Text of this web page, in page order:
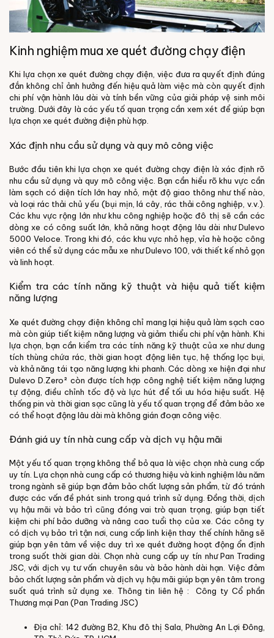
Kinh nghiệm mua xe quét đường chạy điện
Khi lựa chọn xe quét đường chạy điện, việc đưa ra quyết định đúng
đắn không chỉ ảnh hưởng đến hiệu quả làm việc mà còn quyết định
chi phí vận hành lâu dài và tính bền vững của giải pháp vệ sinh môi
trường. Dưới đây là các yếu tố quan trọng cần xem xét để giúp bạn
lựa chọn xe quét đường điện phù hợp.
Xác định nhu cầu sử dụng và quy mô công việc
Bước đầu tiên khi lựa chọn xe quét đường chạy điện là xác định rõ
nhu cầu sử dụng và quy mô công việc. Bạn cần hiểu rõ khu vực cần
làm sạch có diện tích lớn hay nhỏ, mật độ giao thông như thế nào,
và loại rác thải chủ yếu (bụi mịn, lá cây, rác thải công nghiệp, v.v.).
Các khu vực rộng lớn như khu công nghiệp hoặc đô thị sẽ cần các
dòng xe có công suất lớn, khả năng hoạt động lâu dài như Dulevo
5000 Veloce. Trong khi đó, các khu vực nhỏ hẹp, vỉa hè hoặc công
viên có thể sử dụng các mẫu xe như Dulevo 100, với thiết kế nhỏ gọn
và linh hoạt.
Kiểm tra các tính năng kỹ thuật và hiệu quả tiết kiệm
năng lượng
Xe quét đường chạy điện không chỉ mang lại hiệu quả làm sạch cao
mà còn giúp tiết kiệm năng lượng và giảm thiểu chi phí vận hành. Khi
lựa chọn, bạn cần kiểm tra các tính năng kỹ thuật của xe như dung
tích thùng chứa rác, thời gian hoạt động liên tục, hệ thống lọc bụi,
và khả năng tái tạo năng lượng khi phanh. Các dòng xe hiện đại như
Dulevo D.Zero² còn được tích hợp công nghệ tiết kiệm năng lượng
tự động, điều chỉnh tốc độ và lực hút để tối ưu hóa hiệu suất. Hệ
thống pin và thời gian sạc cũng là yếu tố quan trọng để đảm bảo xe
có thể hoạt động lâu dài mà không gián đoạn công việc.
Đánh giá uy tín nhà cung cấp và dịch vụ hậu mãi
Một yếu tố quan trọng không thể bỏ qua là việc chọn nhà cung cấp
uy tín. Lựa chọn nhà cung cấp có thương hiệu và kinh nghiệm lâu năm
trong ngành sẽ giúp bạn đảm bảo chất lượng sản phẩm, từ đó tránh
được các vấn đề phát sinh trong quá trình sử dụng. Đồng thời, dịch
vụ hậu mãi và bảo trì cũng đóng vai trò quan trọng, giúp bạn tiết
kiệm chi phí bảo dưỡng và nâng cao tuổi thọ của xe. Các công ty
có dịch vụ bảo trì tận nơi, cung cấp linh kiện thay thế chính hãng sẽ
giúp bạn yên tâm về việc duy trì xe quét đường hoạt động ổn định
trong suốt thời gian dài. Chọn nhà cung cấp uy tín như Pan Trading
JSC, với dịch vụ tư vấn chuyên sâu và bảo hành dài hạn. Việc đảm
bảo chất lượng sản phẩm và dịch vụ hậu mãi giúp bạn yên tâm trong
suốt quá trình sử dụng xe. Thông tin liên hệ :
Công ty Cổ phần
Thương mại Pan (Pan Trading JSC)
Địa chỉ: 142 đường B2, Khu đô thị Sala, Phường An Lợi Đông,